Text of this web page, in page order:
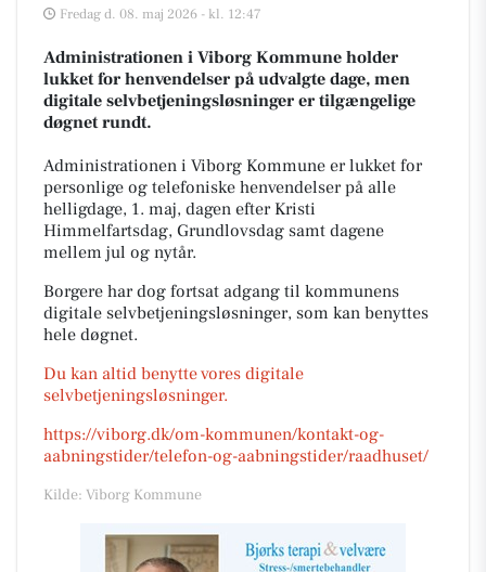
Fredag d. 08. maj 2026 - kl. 12:47
Administrationen i Viborg Kommune holder
lukket for henvendelser på udvalgte dage, men
digitale selvbetjeningsløsninger er tilgængelige
døgnet rundt.
Administrationen i Viborg Kommune er lukket for
personlige og telefoniske henvendelser på alle
helligdage, 1. maj, dagen efter Kristi
Himmelfartsdag, Grundlovsdag samt dagene
mellem jul og nytår.
Borgere har dog fortsat adgang til kommunens
digitale selvbetjeningsløsninger, som kan benyttes
hele døgnet.
Du kan altid benytte vores digitale
selvbetjeningsløsninger.
https://viborg.dk/om-kommunen/kontakt-og-
aabningstider/telefon-og-aabningstider/raadhuset/
Kilde: Viborg Kommune